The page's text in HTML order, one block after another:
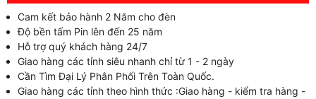
Cam kết bảo hành 2 Năm cho đèn
Độ bền tấm Pin lên đến 25 năm
Hỗ trợ quý khách hàng 24/7
Giao hàng các tỉnh siêu nhanh chỉ từ 1 - 2 ngày
Cần Tìm Đại Lý Phân Phối Trên Toàn Quốc.
Giao hàng các tỉnh theo hình thức :Giao hàng - kiểm tra hàng -